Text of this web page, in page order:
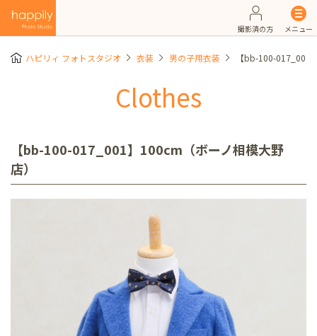
撮影済の方 メニュー
ハピリィ フォトスタジオ 衣装 男の子用衣装 【bb-100-017_001
Clothes
【bb-100-017_001】100cm（ボーノ相模大野
店）